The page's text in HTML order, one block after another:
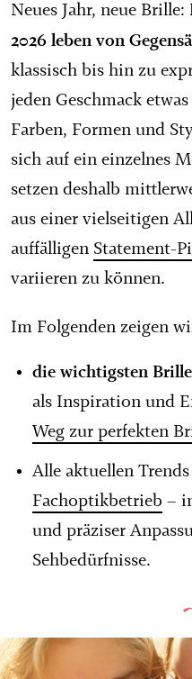
Neues Jahr, neue Brille:
2026 leben von
klassisch bis hin zu
jeden Geschmack
Farben, Formen und
sich auf ein einzelnes
setzen deshalb
aus einer vielseitigen
auffälligen Statement-
variieren zu können.
Im Folgenden zeigen
die wichtigsten
als Inspiration und
Weg zur perfekten
Alle aktuellen
Fachoptikbetrieb –
und präziser
Sehbedürfnisse.